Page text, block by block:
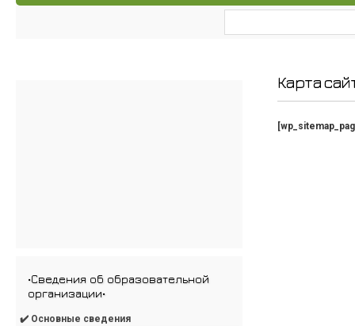
Карта
•Сведения об образовательной
организации•
✔️ Основные сведения